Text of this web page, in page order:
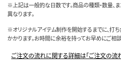
※上記は一般的な日数です。商品の種類・数量、
異なります。
※オリジナルアイテム制作を開始するまでに、打
かかります。お時間に余裕を持ってお早めにご相
ご注文の流れに関する詳細は「ご注文の流れ